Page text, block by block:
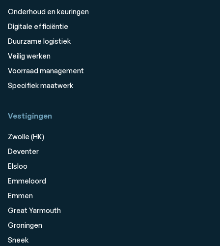
Onderhoud en keuringen
Digitale efficiëntie
Duurzame logistiek
Veilig werken
Voorraad management
Specifiek maatwerk
Vestigingen
Zwolle (HK)
Deventer
Elsloo
Emmeloord
Emmen
Great Yarmouth
Groningen
Sneek